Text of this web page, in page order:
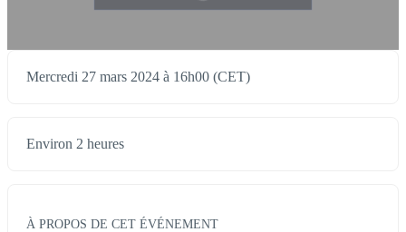
Mercredi 27 mars 2024 à 16h00 (CET)
Environ 2 heures
À PROPOS DE CET ÉVÉNEMENT